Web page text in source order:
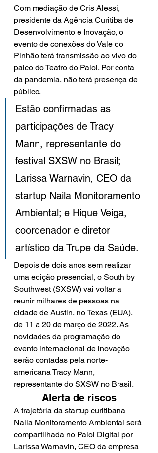
Com mediação de Cris Alessi,
presidente da Agência Curitiba de
Desenvolvimento e Inovação, o
evento de conexões do Vale do
Pinhão terá transmissão ao vivo do
palco do Teatro do Paiol. Por conta
da pandemia, não terá presença de
público.
Estão confirmadas as
participações de Tracy
Mann, representante do
festival SXSW no Brasil;
Larissa Warnavin, CEO da
startup Naila Monitoramento
Ambiental; e Hique Veiga,
coordenador e diretor
artístico da Trupe da Saúde.
Depois de dois anos sem realizar
uma edição presencial, o South by
Southwest (SXSW) vai voltar a
reunir milhares de pessoas na
cidade de Austin, no Texas (EUA),
de 11 a 20 de março de 2022. As
novidades da programação do
evento internacional de inovação
serão contadas pela norte-
americana Tracy Mann,
representante do SXSW no Brasil.
Alerta de riscos
A trajetória da startup curitibana
Naila Monitoramento Ambiental será
compartilhada no Paiol Digital por
Larissa Warnavin, CEO da empresa